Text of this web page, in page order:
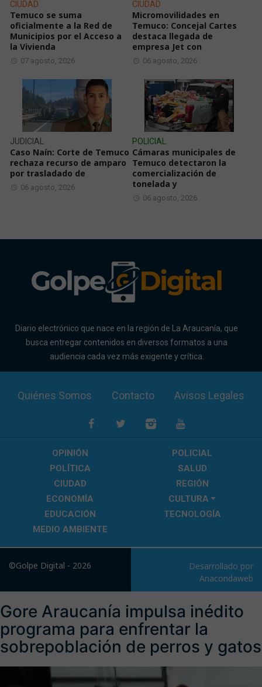
CIUDAD
Temuco se suma
oficialmente a la Red de
Municipios por el Acceso a
la Vivienda
07 agosto, 2026
CIUDAD
Micromovilidades en
Temuco: Concejal Cartes
destaca llegada de
empresa Jet con
06 agosto, 2026
JUDICIAL
Caso Naín: Corte de Temuco
rechaza recurso de amparo
por trasladado de
06 agosto, 2026
POLICIAL
Cámaras municipales de
Temuco detectaron la
comercialización de
tonelada y
06 agosto, 2026
Diario electrónico que nace en la región de La Araucanía, que
busca entregar contenidos en diversos formatos a una
audiencia cada vez más exigente y crítica.
Quiénes Somos Contacto Avisos Legales
OPINIÓN
POLICIAL
POLÍTICA
SALUD
CIUDAD
REGIÓN
ECONOMÍA
CULTURA
EDUCACIÓN
TECNOLOGÍA
MEDIO AMBIENTE
©Golpe Digital - 2026
Desarrollado por
Anacondaweb
Gore Araucanía impulsa inédito
programa para enfrentar la
sobrepoblación de perros y gatos